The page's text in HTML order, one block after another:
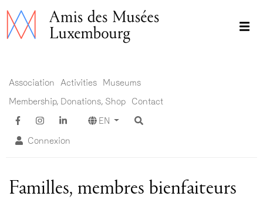
Skip
to
Main menu EN ADM
Association Activities
Museums
Membership, Donations, Shop
Contact
EN
Connexion
Familles, membres bienfaiteurs